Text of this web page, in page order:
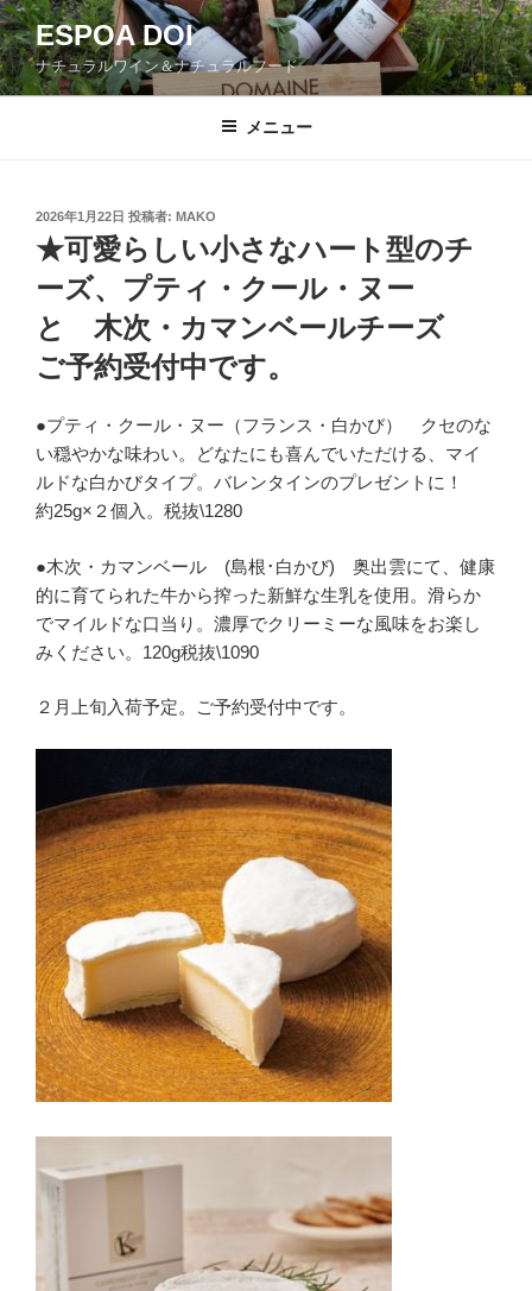
コ
ン
テ
ン
ESPOA DOI
ナチュラルワイン＆ナチュラルフード
メニュー
投
日:
2026年1月22日 投稿者: MAKO
★可愛らしい小さなハート型のチ
ーズ、プティ・クール・ヌー
と 木次・カマンベールチーズ
ご予約受付中です。
●プティ・クール・ヌー（フランス・白かび） クセのな
い穏やかな味わい。どなたにも喜んでいただける、マイ
ルドな白かびタイプ。バレンタインのプレゼントに！
約25g×２個入。税抜\1280
●木次・カマンベール (島根･白かび) 奥出雲にて、健康
的に育てられた牛から搾った新鮮な生乳を使用。滑らか
でマイルドな口当り。濃厚でクリーミーな風味をお楽し
みください。120g税抜\1090
２月上旬入荷予定。ご予約受付中です。